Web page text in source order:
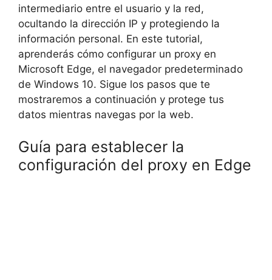
intermediario entre el usuario y la red,
ocultando la dirección IP y protegiendo la
información personal. En este tutorial,
aprenderás cómo configurar un proxy en
Microsoft Edge, el navegador predeterminado
de Windows 10. Sigue los pasos que te
mostraremos a continuación y protege tus
datos mientras navegas por la web.
Guía para establecer la
configuración del proxy en Edge